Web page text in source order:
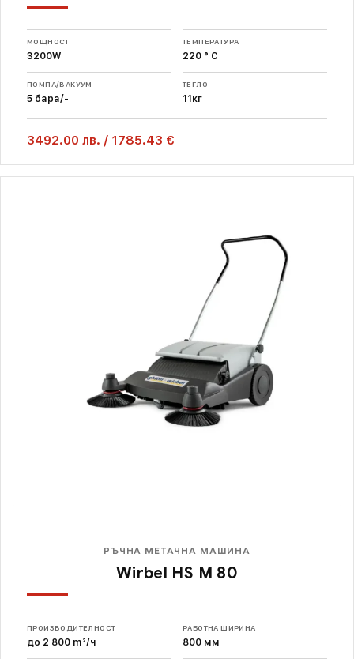
МОЩНОСТ
3200W
ТЕМПЕРАТУРА
220 ° С
ПОМПА/ВАКУУМ
5 бара/-
ТЕГЛО
11кг
3492.00 лв. / 1785.43 €
РЪЧНА МЕТАЧНА МАШИНА
Wirbel HS M 80
ПРОИЗВОДИТЕЛНОСТ
до 2 800 m²/ч
РАБОТНА ШИРИНА
800 мм